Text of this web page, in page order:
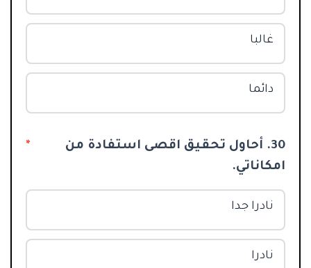
غالبا
دائما
30. أحاول تحقيق اقصى استفادة من
امكاناتي.
*
نادرا جدا
نادرا